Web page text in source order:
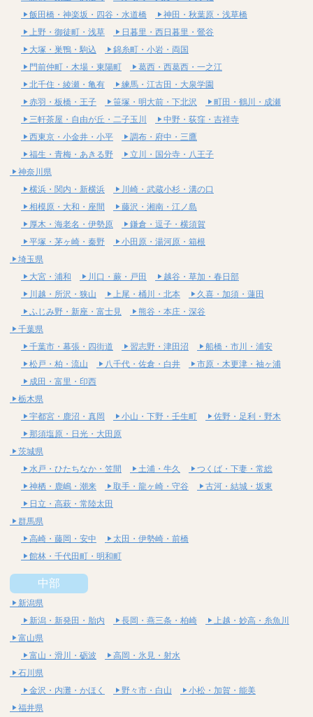
飯田橋・神楽坂・四谷・水道橋
神田・秋葉原・浅草橋
上野・御徒町・浅草
日暮里・西日暮里・鶯谷
大塚・巣鴨・駒込
錦糸町・小岩・両国
門前仲町・木場・東陽町
葛西・西葛西・一之江
北千住・綾瀬・亀有
練馬・江古田・大泉学園
赤羽・板橋・王子
笹塚・明大前・下北沢
町田・鶴川・成瀬
三軒茶屋・自由が丘・二子玉川
中野・荻窪・吉祥寺
西東京・小金井・小平
調布・府中・三鷹
福生・青梅・あきる野
立川・国分寺・八王子
神奈川県
横浜・関内・新横浜
川崎・武蔵小杉・溝の口
相模原・大和・座間
藤沢・湘南・江ノ島
厚木・海老名・伊勢原
鎌倉・逗子・横須賀
平塚・茅ヶ崎・秦野
小田原・湯河原・箱根
埼玉県
大宮・浦和
川口・蕨・戸田
越谷・草加・春日部
川越・所沢・狭山
上尾・桶川・北本
久喜・加須・蓮田
ふじみ野・新座・富士見
熊谷・本庄・深谷
千葉県
千葉市・幕張・四街道
習志野・津田沼
船橋・市川・浦安
松戸・柏・流山
八千代・佐倉・白井
市原・木更津・袖ヶ浦
成田・富里・印西
栃木県
宇都宮・鹿沼・真岡
小山・下野・壬生町
佐野・足利・野木
那須塩原・日光・大田原
茨城県
水戸・ひたちなか・笠間
土浦・牛久
つくば・下妻・常総
神栖・鹿嶋・潮来
取手・龍ヶ崎・守谷
古河・結城・坂東
日立・高萩・常陸太田
群馬県
高崎・藤岡・安中
太田・伊勢崎・前橋
館林・千代田町・明和町
中部
新潟県
新潟・新発田・胎内
長岡・燕三条・柏崎
上越・妙高・糸魚川
富山県
富山・滑川・砺波
高岡・氷見・射水
石川県
金沢・内灘・かほく
野々市・白山
小松・加賀・能美
福井県